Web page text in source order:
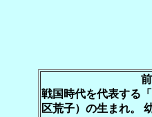
前田慶次郎（
戦国時代を代表する
区荒子）の生まれ。